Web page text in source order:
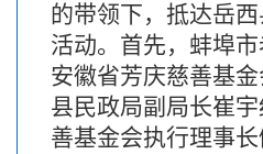
的带领下，抵达岳
活动。 首先，蚌埠
安徽省芳庆慈善基金
县民政局副局长崔
善基金会执行理事